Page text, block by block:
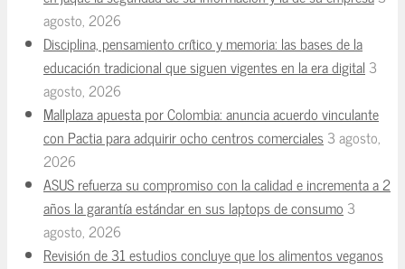
agosto, 2026
Disciplina, pensamiento crítico y memoria: las bases de la
educación tradicional que siguen vigentes en la era digital 3
agosto, 2026
Mallplaza apuesta por Colombia: anuncia acuerdo vinculante
con Pactia para adquirir ocho centros comerciales3 agosto,
2026
ASUS refuerza su compromiso con la calidad e incrementa a 2
años la garantía estándar en sus laptops de consumo 3
agosto, 2026
Revisión de 31 estudios concluye que los alimentos veganos